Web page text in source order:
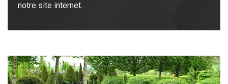
notre site internet.